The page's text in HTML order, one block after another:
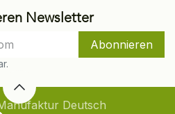
Newsletter
Abonnieren
Deutsch